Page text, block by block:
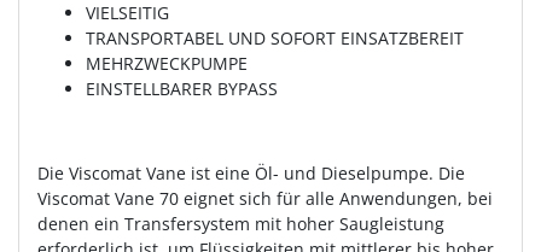
VIELSEITIG
TRANSPORTABEL UND SOFORT EINSATZBEREIT
MEHRZWECKPUMPE
EINSTELLBARER BYPASS
Die Viscomat Vane ist eine Öl- und Dieselpumpe. Die
Viscomat Vane 70 eignet sich für alle Anwendungen, bei
denen ein Transfersystem mit hoher Saugleistung